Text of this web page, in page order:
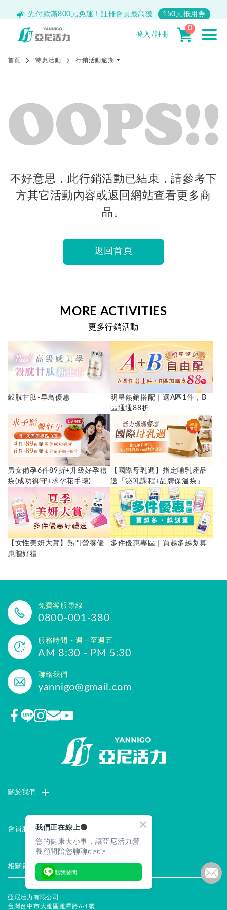
先付款滿800元免運！註冊會員最高獲 150元抵用券
登入/註冊
0
首頁 特惠活動 行銷活動逾期
不好意思，此行銷活動已結束，請參考下
方其它活動內容或返回網站查看更多商
品。
返回首頁
MORE ACTIVITIES
更多行銷活動
穀胱甘肽-早鳥優惠
明星熱銷搭配｜選A區1件，B
區通通88折
男女備孕6件89折+升級好孕禮
袋(成功御守+求孕花手環)
【國際母乳週】指定哺乳產品
送「泌乳課程+品牌保溫袋」
【女性美妍大賞】熱門營養優
惠贈好禮
多件優惠專區｜買越多越划算
免費客服專線
0800-001-380
服務時間 - 週一至週五
AM 8:30 - PM 5:30
聯絡我們
yannigo@gmail.com
關於我們
會員服務
最新消息 註冊會員
試用索取 服務說明
相關資訊
常見問題 隱私權聲明
企業徵才 安全保證
合作提案
亞尼活力有限公司
台灣台中市大雅區雅潭路6-1號
我們正在線上🟢
您的健康大小事，讓亞尼活力營
養顧問陪您聊聊👉👉
點我發問